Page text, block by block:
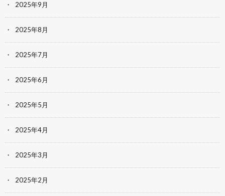
2025年9月
2025年8月
2025年7月
2025年6月
2025年5月
2025年4月
2025年3月
2025年2月